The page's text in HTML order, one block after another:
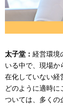
太子堂： 経営環境
いる中で、現場か
在化していない経
どのように適時
ついては、多くの